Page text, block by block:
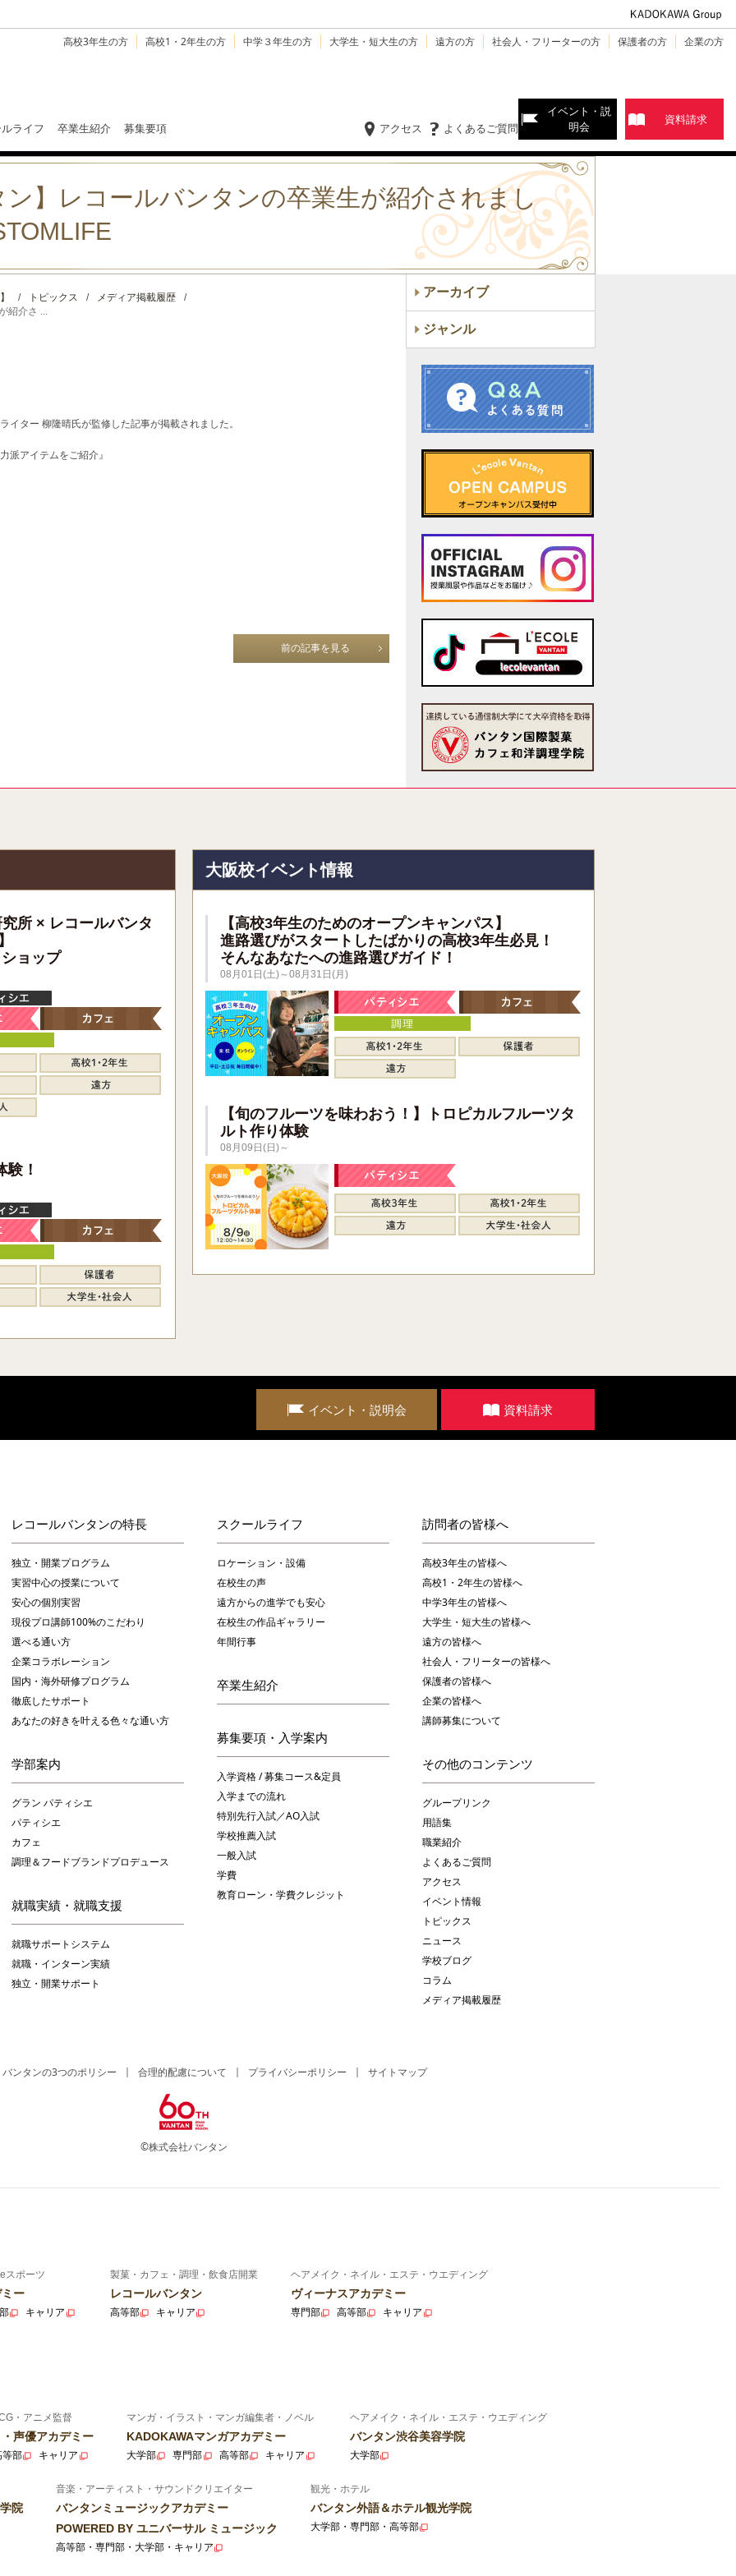
高校3年生の方 高校1・2年生の方 中学３年生の方 大学生・短大生の方 遠方の方 社会人・フリーターの方 保護者の方 企業の方
ライフ 卒業生紹介 募集要項 よくあるご質問
アクセス
イベント・説
明会
資料請求
】レコールバンタンの卒業生が紹介されまし
/ トピックス / メディア掲載履歴
/
紹介さ ...
ター 柳隆晴氏が監修した記事が掲載されました。
派アイテムをご紹介』
前の記事を見る
アーカイブ
ジャンル
所 × レコールバンタ
ョップ
！
大阪校イベント情報
【高校3年生のためのオープンキャンパス】
進路選びがスタートしたばかりの高校3年生必見！
そんなあなたへの進路選びガイド！
08月01日(土)～08月31日(月)
【旬のフルーツを味わおう！】トロピカルフルーツタ
ルト作り体験
08月09日(日)～
イベント・説明会 資料請求
レコールバンタンの特長
独立・開業プログラム
実習中心の授業について
安心の個別実習
現役プロ講師100%のこだわり
選べる通い方
企業コラボレーション
国内・海外研修プログラム
徹底したサポート
あなたの好きを叶える⾊々な通い⽅
学部案内
グラン パティシエ
パティシエ
カフェ
調理＆フードブランドプロデュース
就職実績・就職支援
就職サポートシステム
就職・インターン実績
独立・開業サポート
スクールライフ
ロケーション・設備
在校生の声
遠方からの進学でも安心
在校生の作品ギャラリー
年間行事
卒業生紹介
募集要項・入学案内
入学資格 / 募集コース&定員
入学までの流れ
特別先行入試／AO入試
学校推薦入試
一般入試
学費
教育ローン・学費クレジット
訪問者の皆様へ
高校3年生の皆様へ
高校1・2年生の皆様へ
中学3年生の皆様へ
大学生・短大生の皆様へ
遠方の皆様へ
社会人・フリーターの皆様へ
保護者の皆様へ
企業の皆様へ
講師募集について
その他のコンテンツ
グループリンク
用語集
職業紹介
よくあるご質問
アクセス
イベント情報
トピックス
ニュース
学校ブログ
コラム
メディア掲載履歴
バンタンの3つのポリシー 合理的配慮について プライバシーポリシー サイトマップ
©株式会社バンタン
スポーツ
ー
キャリア
製菓・カフェ・調理・飲食店開業
レコールバンタン
高等部 キャリア
ヘアメイク・ネイル・エステ・ウエディング
ヴィーナスアカデミー
専門部 高等部 キャリア
・アニメ監督
声優アカデミー
等部 キャリア
マンガ・イラスト・マンガ編集者・ノベル
KADOKAWAマンガアカデミー
大学部 専門部 高等部 キャリア
ヘアメイク・ネイル・エステ・ウエディング
バンタン渋谷美容学院
大学部
院
音楽・アーティスト・サウンドクリエイター
バンタンミュージックアカデミー
POWERED BY ユニバーサル ミュージック
高等部・専門部・大学部・キャリア
観光・ホテル
バンタン外語＆ホテル観光学院
大学部・専門部・高等部